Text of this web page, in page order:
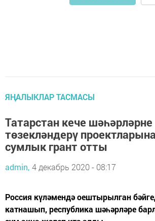
ЯҢАЛЫКЛАР ТАСМАСЫ
Татарстан кече шәһәрләрне
төзекләндерү
сумлык грант отты
admin, 4 декабрь 2020 - 08:17
Россия күләмендә оештырылган
катнашып, республика шәһәрләре